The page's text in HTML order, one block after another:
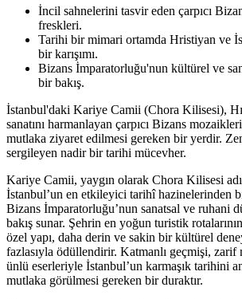
İncil sahnelerini tasvir eden çarpıcı
freskleri.
Tarihi bir mimari ortamda Hristiyan ve
bir karışımı.
Bizans İmparatorluğu'nun kültürel ve
bir bakış.
İstanbul'daki Kariye Camii (Chora Kilisesi),
sanatını harmanlayan çarpıcı Bizans
mutlaka ziyaret edilmesi gereken bir yerdir.
sergileyen nadir bir tarihi mücevher.
Kariye Camii, yaygın olarak Chora Kilisesi
İstanbul’un en etkileyici tarihî hazinelerinden
Bizans İmparatorluğu’nun sanatsal ve ruhani
bakış sunar. Şehrin en yoğun turistik
özel yapı, daha derin ve sakin bir kültürel
fazlasıyla ödüllendirir. Katmanlı geçmişi, zarif
ünlü eserleriyle İstanbul’un karmaşık tarihini
mutlaka görülmesi gereken bir duraktır.